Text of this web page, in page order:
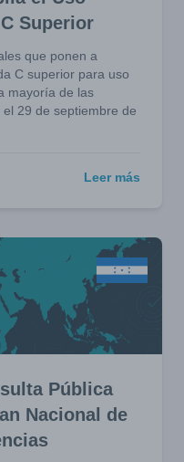
Superior
que ponen a
C superior para uso
mayoría de las
29 de septiembre de
Leer más
Pública
Nacional de